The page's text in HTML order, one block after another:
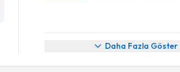
Daha Fazla Göster